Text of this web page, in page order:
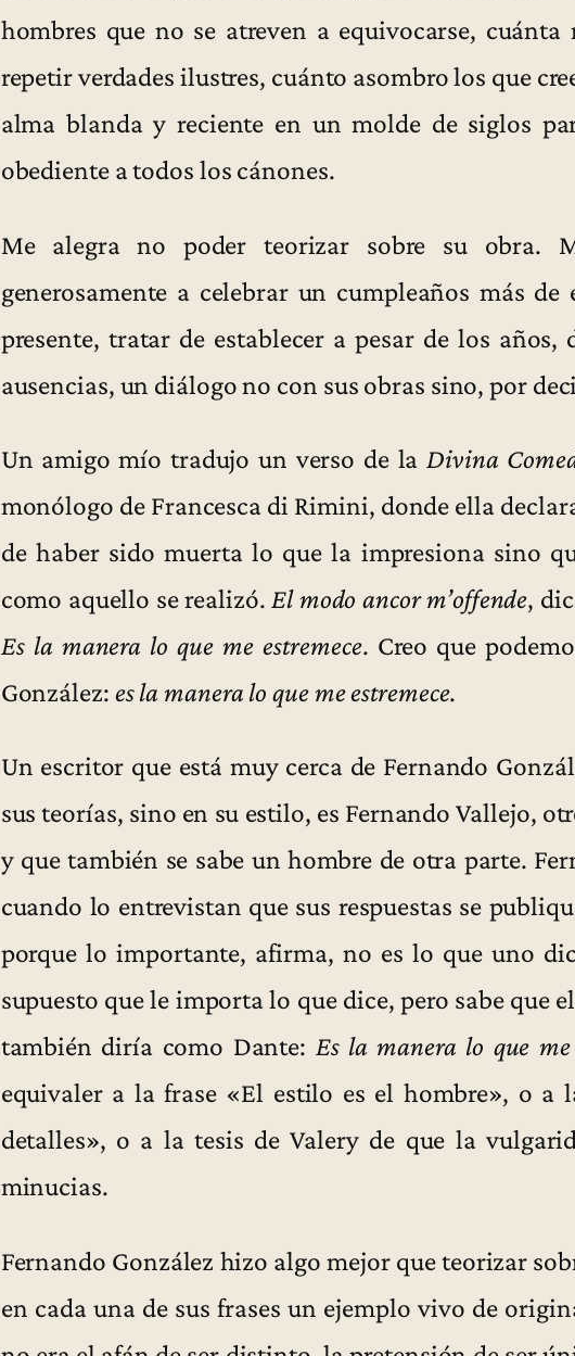
hombres que no se atreven a equivocarse,
repetir verdades ilustres, cuánto asombro los que
alma blanda y reciente en un molde de siglos
obediente a todos los cánones.
Me alegra no poder teorizar sobre su obra.
generosamente a celebrar un cumpleaños más de
presente, tratar de establecer a pesar de los años,
ausencias, un diálogo no con sus obras sino, por
Un amigo mío tradujo un verso de la Divina
monólogo de Francesca di Rimini, donde ella
de haber sido muerta lo que la impresiona sino
como aquello se realizó. El modo ancor m’offende,
Es la manera lo que me estremece. Creo que
González: es la manera lo que me estremece.
Un escritor que está muy cerca de Fernando
sus teorías, sino en su estilo, es Fernando Vallejo,
y que también se sabe un hombre de otra parte.
cuando lo entrevistan que sus respuestas se
porque lo importante, afirma, no es lo que uno
supuesto que le importa lo que dice, pero sabe que
también diría como Dante: Es la manera lo que me
equivaler a la frase «El estilo es el hombre», o a
detalles», o a la tesis de Valery de que la
minucias.
Fernando González hizo algo mejor que teorizar
en cada una de sus frases un ejemplo vivo de